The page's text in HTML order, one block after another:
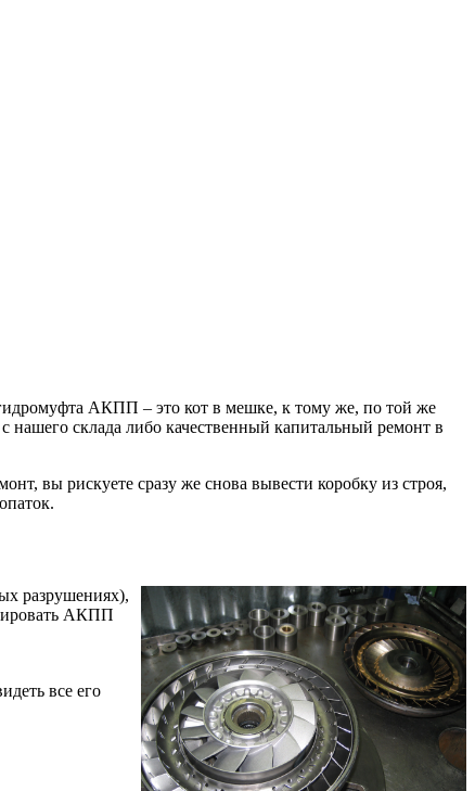
АКПП – это кот в мешке, к тому же, по той же
нашего склада либо качественный капитальный ремонт в
вы рискуете сразу же снова вывести коробку из строя,
разрушениях),
АКПП
все его